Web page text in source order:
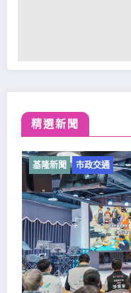
精選新聞